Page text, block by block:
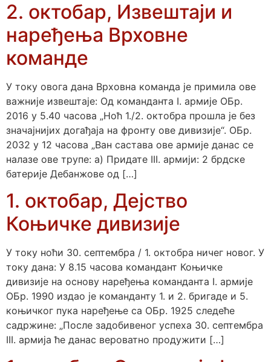
2. октобар, Извештаји и
наређења Врховне
команде
У току овога дана Врховна команда је примила ове
важније извештаје: Од команданта I. армије ОБр.
2016 у 5.40 часова „Ноћ 1./2. октобра прошла је без
значајнијих догађаја на фронту ове дивизије“. ОБр.
2032 у 12 часова „Ван састава ове армије данас се
налазе ове трупе: а) Придате III. армији: 2 брдске
батерије Дебанжове од […]
1. октобар, Дејство
Коњичке дивизије
У току ноћи 30. септембра / 1. октобра ничег новог. У
току дана: У 8.15 часова командант Коњичке
дивизије на основу наређења команданта I. армије
ОБр. 1990 издао је команданту 1. и 2. бригаде и 5.
коњичког пука наређење са ОБр. 1925 следеће
садржине: „После задобивеног успеха 30. септембра
III. армија ће данас вероватно продужити […]